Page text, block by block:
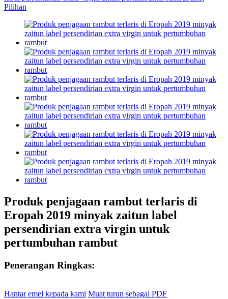
Produk penjagaan rambut terlaris di
Eropah 2019 minyak zaitun label
persendirian extra virgin untuk
pertumbuhan rambut
Penerangan Ringkas:
Hantar emel kepada kami Muat turun sebagai PDF